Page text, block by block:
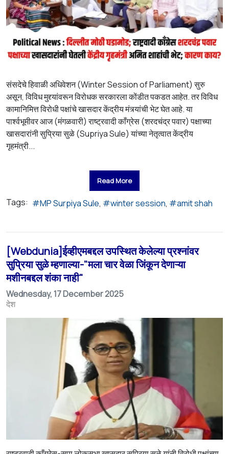
संसदेचे हिवाळी अधिवेशन (Winter Session of Parliament) सुरु
असून, विविध मुद्द्यांवरून विरोधक सरकारला कोंडीत पकडत आहेत. तर विविध
कामानिमित्त विरोधी पक्षांचे खासदार केंद्रीय मंत्र्यांची भेट घेत आहे. या
पार्श्वभूमीवर आज (मंगळवारी) राष्ट्रवादी काँग्रेस (शरदचंद्र पवार) पक्षाच्या
खासदारांनी सुप्रिया सुळे (Supriya Sule) यांच्या नेतृत्वात केंद्रीय
गृहमंत्री...
Read More
Tags: MP Surpiya Sule winter session amit shah
[Webdunia]ईव्हीएमबद्दल उपस्थित केलेल्या प्रश्नांवर
सुप्रिया सुळे म्हणाल्या-"मला चार वेळा जिंकून देणाऱ्या
मशीनबद्दल शंका नाही"
Wednesday, 17 December 2025
देश